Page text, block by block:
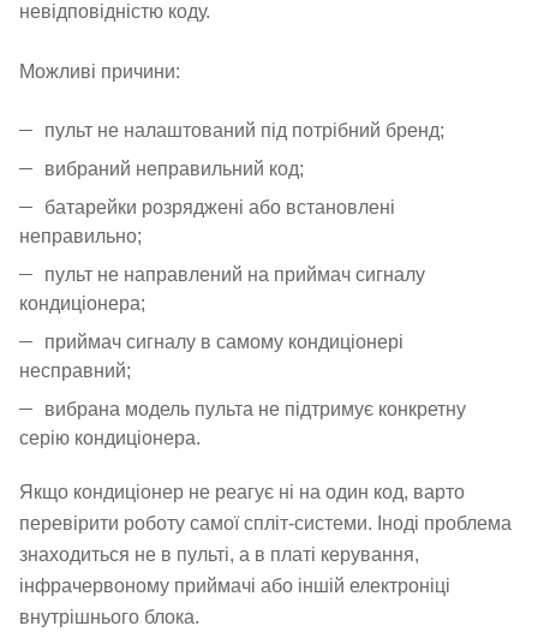
невідповідністю коду.
Можливі причини:
пульт не налаштований під потрібний бренд;
вибраний неправильний код;
батарейки розряджені або встановлені
неправильно;
пульт не направлений на приймач сигналу
кондиціонера;
приймач сигналу в самому кондиціонері
несправний;
вибрана модель пульта не підтримує конкретну
серію кондиціонера.
Якщо кондиціонер не реагує ні на один код, варто
перевірити роботу самої спліт-системи. Іноді проблема
знаходиться не в пульті, а в платі керування,
інфрачервоному приймачі або іншій електроніці
внутрішнього блока.